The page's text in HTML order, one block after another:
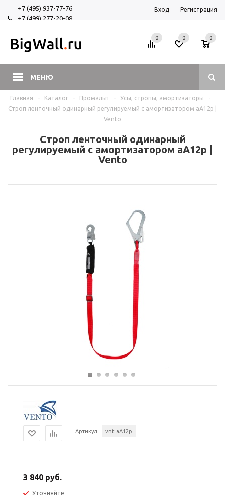
+7 (495) 937-77-76
+7 (499) 277-20-08
Вход Регистрация
МЕНЮ
0 0
0
Главная - Каталог - Промальп - Усы, стропы, амортизаторы
-
Строп ленточный одинарный регулируемый с амортизатором аА12р |
Vento
Строп ленточный одинарный
регулируемый с амортизатором аА12р |
Vento
Артикул vnt aA12p
3 840 руб.
Уточняйте